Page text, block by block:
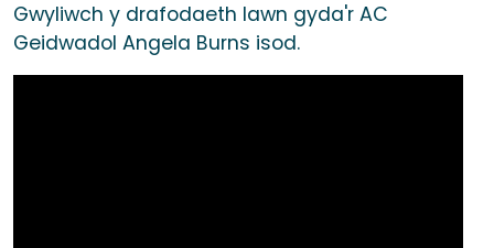
Gwyliwch y drafodaeth lawn gyda'r AC
Geidwadol Angela Burns isod.